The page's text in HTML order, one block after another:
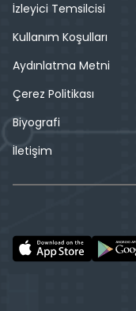
İzleyici Temsilcisi
Kullanım Koşulları
Aydınlatma Metni
Çerez Politikası
Biyografi
İletişim